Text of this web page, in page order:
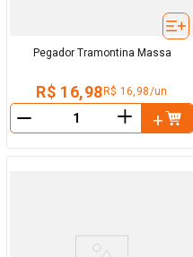
Pegador Tramontina Massa
R$ 16,98 R$ 16,98/un
＋